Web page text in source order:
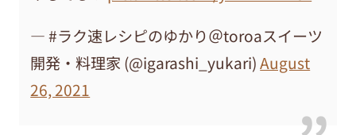
— #ラク速レシピのゆかり＠toroaスイーツ
開発・料理家 (@igarashi_yukari)August
26, 2021